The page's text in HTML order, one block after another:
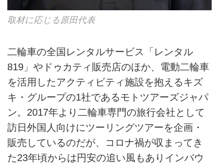
取材に応じる原田代表
二輪車の全国レンタルサービス「レンタル
819」やドゥカティ販売店のほか、電動二輪車
を活用したアクティビティ施設を抱えるキズ
キ・グループの1社であるモトツアーズジャパ
ン。2017年より二輪車専門の旅行会社として
訪日外国人向けにツーリングツアーを企画・
販売しているのだが、コロナ禍が収まってき
た23年頃からは円安の追い風もありインバウ